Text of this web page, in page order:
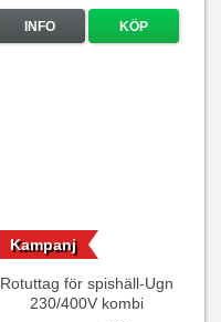
INFO KÖP
Rotuttag för spishäll-Ugn
230/400V kombi
Kampanj